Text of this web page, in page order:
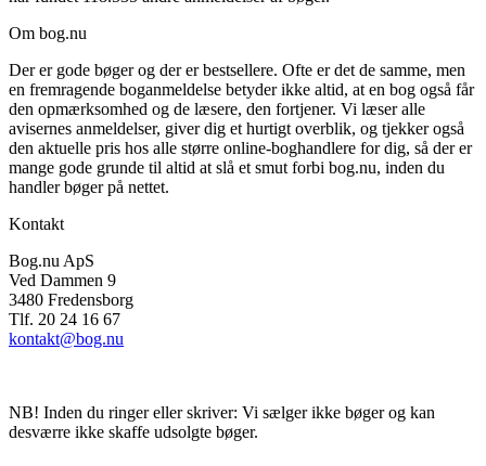
Om bog.nu
Der er gode bøger og der er bestsellere. Ofte er det de samme, men
en fremragende boganmeldelse betyder ikke altid, at en bog også får
den opmærksomhed og de læsere, den fortjener. Vi læser alle
avisernes anmeldelser, giver dig et hurtigt overblik, og tjekker også
den aktuelle pris hos alle større online-boghandlere for dig, så der er
mange gode grunde til altid at slå et smut forbi bog.nu, inden du
handler bøger på nettet.
Kontakt
Bog.nu ApS
Ved Dammen 9
3480 Fredensborg
Tlf. 20 24 16 67
kontakt@bog.nu
NB! Inden du ringer eller skriver: Vi sælger ikke bøger og kan
desværre ikke skaffe udsolgte bøger.